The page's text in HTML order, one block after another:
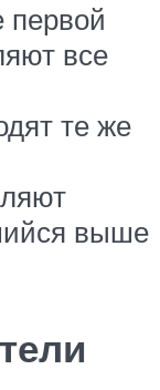
первой
все
те же
выше